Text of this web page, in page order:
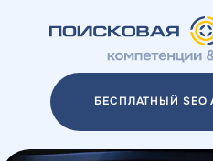
БЕСПЛАТНЫЙ SEO
Акции
Отзывы
Разработка